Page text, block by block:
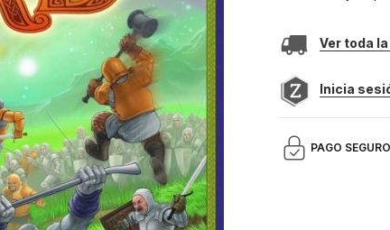
Ver toda
Inicia
PAGO SEGURO